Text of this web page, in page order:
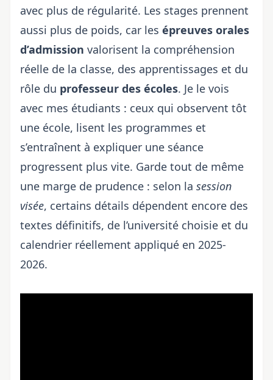
avec plus de régularité. Les stages prennent
aussi plus de poids, car les épreuves orales
d’admission valorisent la compréhension
réelle de la classe, des apprentissages et du
rôle du professeur des écoles. Je le vois
avec mes étudiants : ceux qui observent tôt
une école, lisent les programmes et
s’entraînent à expliquer une séance
progressent plus vite. Garde tout de même
une marge de prudence : selon la session
visée, certains détails dépendent encore des
textes définitifs, de l’université choisie et du
calendrier réellement appliqué en 2025-
2026.